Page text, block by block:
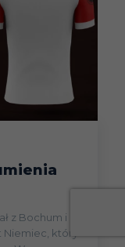
z Bochum i
który